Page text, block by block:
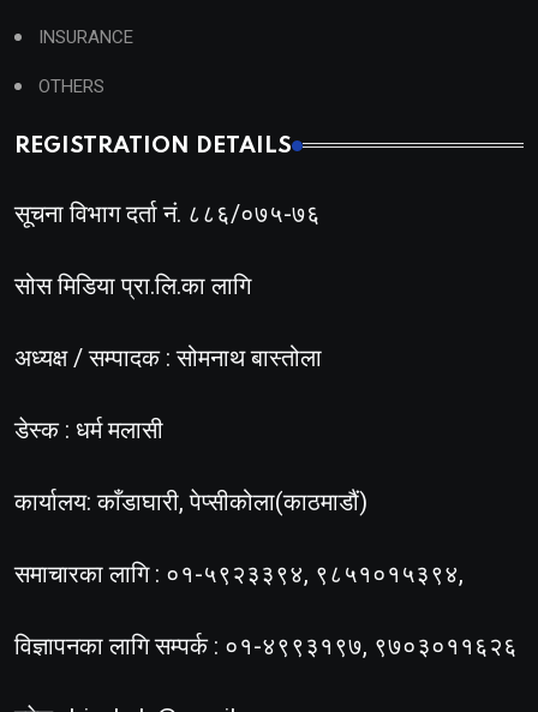
INSURANCE
OTHERS
REGISTRATION DETAILS
सूचना विभाग दर्ता नं. ८८६/०७५-७६
सोस मिडिया प्रा.लि.का लागि
अध्यक्ष / सम्पादक : सोमनाथ बास्तोला
डेस्क : धर्म मलासी
कार्यालय: काँडाघारी, पेप्सीकोला(काठमाडौं)
समाचारका लागि : ०१-५९२३३९४, ९८५१०१५३९४,
विज्ञापनका लागि सम्पर्क : ०१-४९९३१९७, ९७०३०११६२६